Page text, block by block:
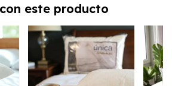
este producto